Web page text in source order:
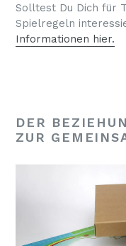
Solltest Du Dich für
Spielregeln
Informationen hier.
DER
ZUR